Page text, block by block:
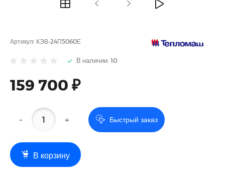
Артикул: КЭВ-24П5060Е
В наличии: 10
159 700 ₽
- + Быстрый заказ
В корзину